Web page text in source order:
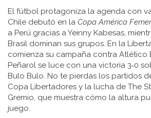
El fútbol protagoniza la agenda con
Chile debutó en la Copa América
a Perú gracias a Yeinny Kabesas,
Brasil dominan sus grupos. En la
comienza su campaña contra Atlético
Peñarol se luce con una victoria 3‑0
Bulo Bulo. No te pierdas los partidos
Copa Libertadores y la lucha de The
Gremio, que muestra cómo la altura
juego.